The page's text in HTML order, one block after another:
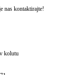
nas kontaktirajte!
kolutu